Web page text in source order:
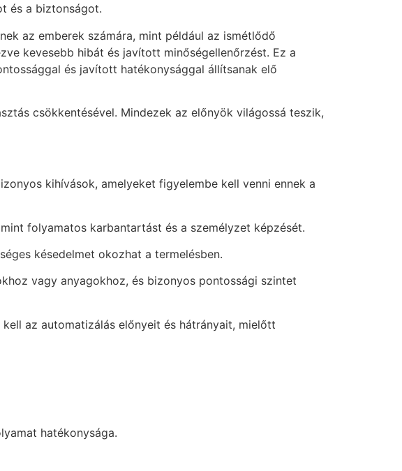
és a biztonságot.
az emberek számára, mint például az ismétlődő
kevesebb hibát és javított minőségellenőrzést. Ez a
és javított hatékonysággal állítsanak elő
csökkentésével. Mindezek az előnyök világossá teszik,
kihívások, amelyeket figyelembe kell venni ennek a
folyamatos karbantartást és a személyzet képzését.
késedelmet okozhat a termelésben.
vagy anyagokhoz, és bizonyos pontossági szintet
az automatizálás előnyeit és hátrányait, mielőtt
hatékonysága.